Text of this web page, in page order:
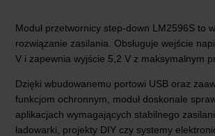
Moduł przetwornicy step-down LM2596S to
rozwiązanie zasilania. Obsługuje wejście
V i zapewnia wyjście 5,2 V z maksymalnym
Dzięki wbudowanemu portowi USB oraz
funkcjom ochronnym, moduł doskonale
aplikacjach wymagających stabilnego
ładowarki, projekty DIY czy systemy